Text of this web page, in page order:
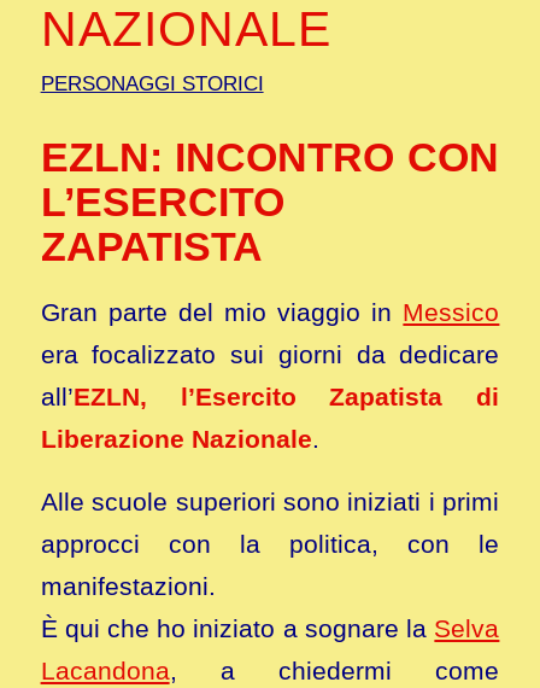
NAZIONALE
PERSONAGGI STORICI
EZLN: INCONTRO CON
L’ESERCITO
ZAPATISTA
Gran parte del mio viaggio in Messico
era focalizzato sui giorni da dedicare
all’EZLN, l’Esercito Zapatista di
Liberazione Nazionale.
Alle scuole superiori sono iniziati i primi
approcci con la politica, con le
manifestazioni.
È qui che ho iniziato a sognare la Selva
Lacandona, a chiedermi come